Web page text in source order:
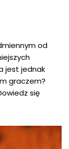
od
jest jednak
graczem?
się